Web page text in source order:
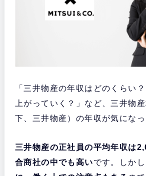
「三井物産の年収はどのくらい
上がっていく？」など、三井物
下、三井物産）の年収が気にな
三井物産の正社員の平均年収は
合商社の中でも高いです。しか